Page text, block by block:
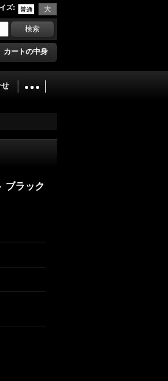
ズ:
カートの中身
ブラック